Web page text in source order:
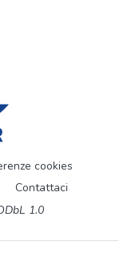
cookies
Contattaci
1.0